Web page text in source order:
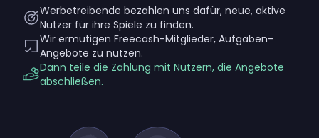
Werbetreibende bezahlen uns dafür, neue, aktive
Nutzer für ihre Spiele zu finden.
Wir ermutigen Freecash-Mitglieder, Aufgaben-
Angebote zu nutzen.
Dann teile die Zahlung mit Nutzern, die Angebote
abschließen.